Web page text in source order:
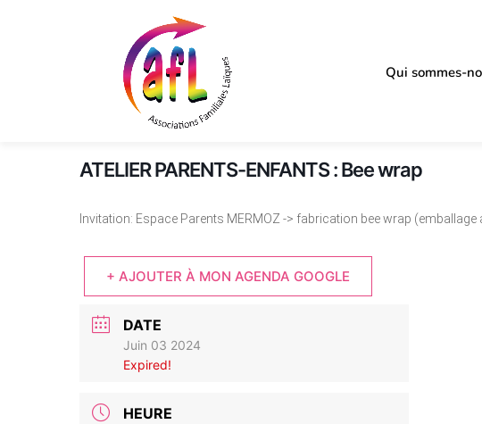
Qui sommes-
ATELIER PARENTS-ENFANTS : Bee wrap
Invitation: Espace Parents MERMOZ -> fabrication bee wrap (emballage
+ AJOUTER À MON AGENDA GOOGLE
DATE
Juin 03 2024
Expired!
HEURE